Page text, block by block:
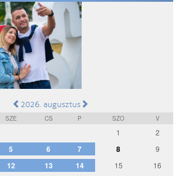
2026. augusztus
SZE CS P SZO V
1 2
5 6 7 8 9
12 13 14 15
16